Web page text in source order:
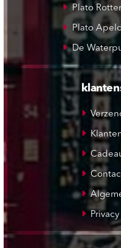
Plato
Plato
De